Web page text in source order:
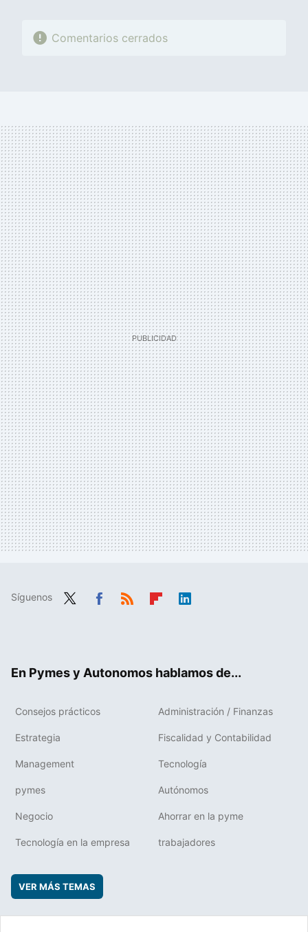
Comentarios cerrados
Síguenos
En Pymes y Autonomos hablamos de...
Consejos prácticos Administración / Finanzas
Estrategia Fiscalidad y Contabilidad
Management Tecnología
pymes Autónomos
Negocio Ahorrar en la pyme
Tecnología en la empresa trabajadores
VER MÁS TEMAS